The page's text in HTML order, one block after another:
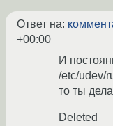
Ответ на:
+00:00
И
/etc/udev/
то ты
Deleted